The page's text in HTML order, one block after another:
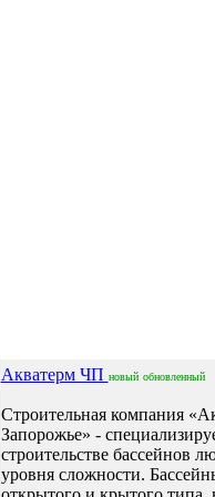
Акватерм ЧП новый обновленный
Строительная компания
Запорожье» -
строительстве бассейнов
уровня сложности.